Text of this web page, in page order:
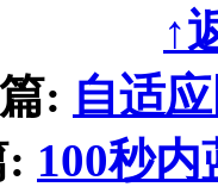
↑
: 自适
100秒